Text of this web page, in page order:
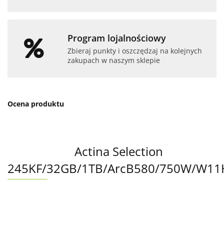
Program lojalnościowy
Zbieraj punkty i oszczędzaj na kolejnych
zakupach w naszym sklepie
Ocena produktu
Actina Selection
245KF/32GB/1TB/ArcB580/750W/